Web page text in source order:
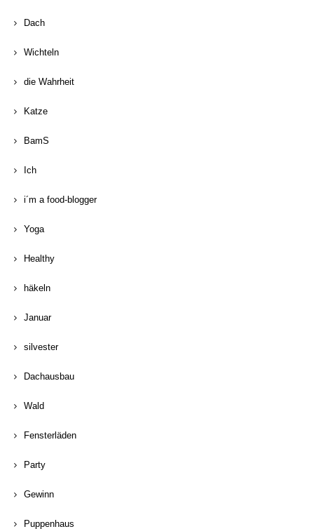
Dach
Wichteln
die Wahrheit
Katze
BamS
Ich
i´m a food-blogger
Yoga
Healthy
häkeln
Januar
silvester
Dachausbau
Wald
Fensterläden
Party
Gewinn
Puppenhaus